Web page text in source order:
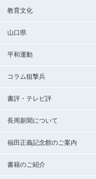
教育文化
山口県
平和運動
コラム狙撃兵
書評・テレビ評
長周新聞について
福田正義記念館のご案内
書籍のご紹介